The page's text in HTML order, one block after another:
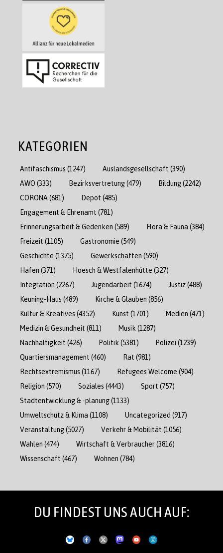
KATEGORIEN
Antifaschismus (1247) Auslandsgesellschaft (390)
AWO (333) Bezirksvertretung(479) Bildung(2242)
CORONA (681) Depot (485)
Engagement & Ehrenamt (781)
Erinnerungsarbeit & Gedenken (589) Flora & Fauna (384)
Freizeit (1105) Gastronomie (549)
Geschichte (1375) Gewerkschaften (590)
Hafen (371) Hoesch & Westfalenhütte (327)
Integration (2267) Jugendarbeit (1674) Justiz(488)
Keuning-Haus (489) Kirche & Glauben (856)
Kultur & Kreatives (4352) Kunst (1701) Medien (471)
Medizin & Gesundheit (811) Musik (1287)
Nachhaltigkeit (426) Politik (5381) Polizei (1239)
Quartiersmanagement (460) Rat (981)
Rechtsextremismus (1167) Refugees Welcome (904)
Religion (570) Soziales (4443) Sport (757)
Stadtentwicklung & -planung(1133)
Umweltschutz & Klima (1108) Uncategorized (917)
Veranstaltung(5027) Verkehr & Mobilität (1056)
Wahlen (474) Wirtschaft & Verbraucher(3816)
Wissenschaft (467) Wohnen (784)
DU FINDEST UNS AUCH AUF: